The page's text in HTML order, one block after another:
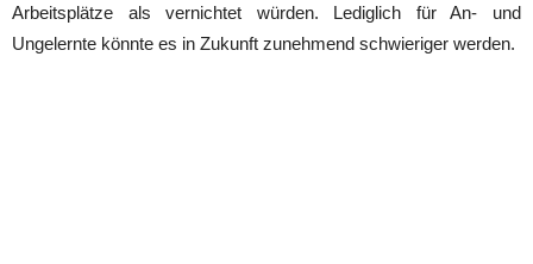
Arbeitsplätze als vernichtet würden. Lediglich für An- und
Ungelernte könnte es in Zukunft zunehmend schwieriger werden.